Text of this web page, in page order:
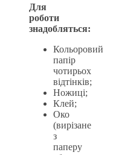
Для
роботи
знадобляться:
Кольоровий
папір
чотирьох
відтінків;
Ножиці;
Клей;
Око
(вирізане
з
паперу